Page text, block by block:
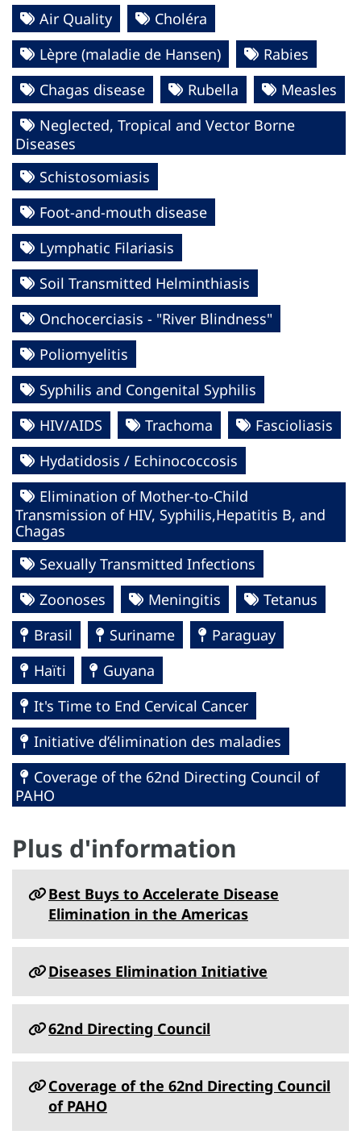
Air Quality
Choléra
Lèpre (maladie de Hansen)
Rabies
Chagas disease
Rubella
Measles
Neglected, Tropical and Vector Borne
Diseases
Schistosomiasis
Foot-and-mouth disease
Lymphatic Filariasis
Soil Transmitted Helminthiasis
Onchocerciasis - "River Blindness"
Poliomyelitis
Syphilis and Congenital Syphilis
HIV/AIDS
Trachoma
Fascioliasis
Hydatidosis / Echinococcosis
Elimination of Mother-to-Child
Transmission of HIV, Syphilis,Hepatitis B, and
Chagas
Sexually Transmitted Infections
Zoonoses
Meningitis
Tetanus
Brasil
Suriname
Paraguay
Haïti
Guyana
It's Time to End Cervical Cancer
Initiative d’élimination des maladies
Coverage of the 62nd Directing Council of
PAHO
Plus d'information
Best Buys to Accelerate Disease
Elimination in the Americas
Diseases Elimination Initiative
62nd Directing Council
Coverage of the 62nd Directing Council
of PAHO